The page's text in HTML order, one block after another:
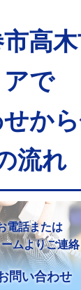
高
アで
か
流れ
電話または
ムよりご連絡
問い合わせ